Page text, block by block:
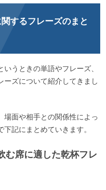
するフレーズのまと
うときの単語やフレーズ、
ーズについて紹介してきまし
場面や相手との関係性によっ
記にまとめていきます。
む席に適した乾杯フレ